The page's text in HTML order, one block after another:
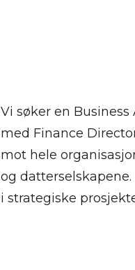
Vi søker en
med Finance
mot hele
og
i strategiske